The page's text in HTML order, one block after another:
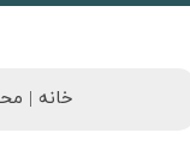
خانه |